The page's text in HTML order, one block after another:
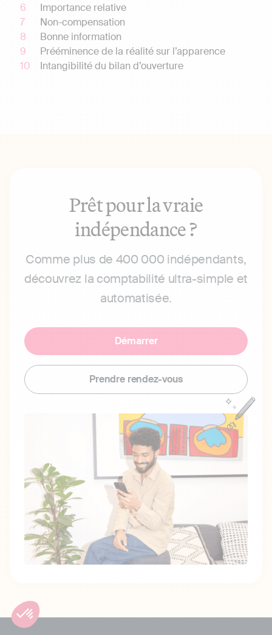
Importance relative
Non-compensation
Bonne information
Prééminence de la réalité sur l’apparence
Intangibilité du bilan d’ouverture
Prêt pour la vraie
indépendance ?
Comme plus de 400 000 indépendants,
découvrez la comptabilité ultra-simple et
automatisée.
Démarrer
Prendre rendez-vous